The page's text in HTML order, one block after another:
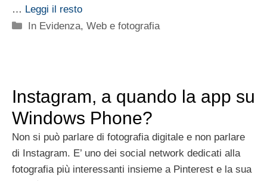
… Leggi il resto
Categorie
In Evidenza,Web e fotografia
Instagram, a quando la app su
Windows Phone?
Non si può parlare di fotografia digitale e non parlare
di Instagram. E’ uno dei social network dedicati alla
fotografia più interessanti insieme a Pinterest e la sua